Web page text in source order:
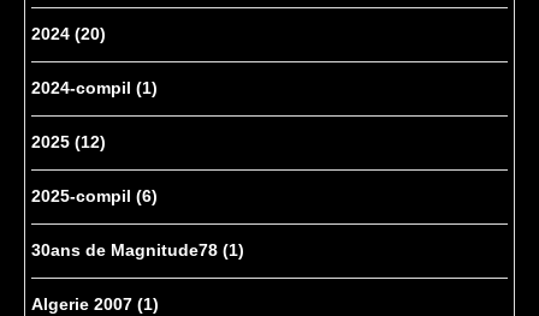
2024 (20)
2024-compil (1)
2025 (12)
2025-compil (6)
30ans de Magnitude78 (1)
Algerie 2007 (1)